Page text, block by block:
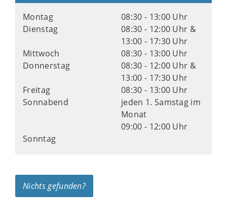
Montag
08:30 - 13:00 Uhr
Dienstag
08:30 - 12:00 Uhr &
13:00 - 17:30 Uhr
Mittwoch
08:30 - 13:00 Uhr
Donnerstag
08:30 - 12:00 Uhr &
13:00 - 17:30 Uhr
Freitag
08:30 - 13:00 Uhr
Sonnabend
jeden 1. Samstag im
Monat
09:00 - 12:00 Uhr
Sonntag
Nichts gefunden?